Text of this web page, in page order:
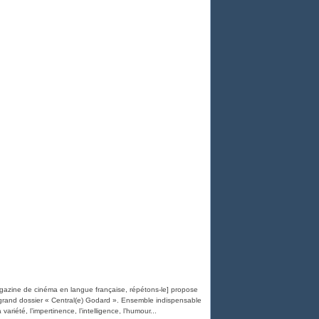
de cinéma en langue française, répétons-le] propose
dossier « Central(e) Godard ». Ensemble indispensable
l’impertinence, l’intelligence, l’humour...